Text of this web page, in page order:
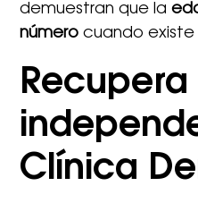
demuestran que la
número cuando existe
Recupera
Clínica